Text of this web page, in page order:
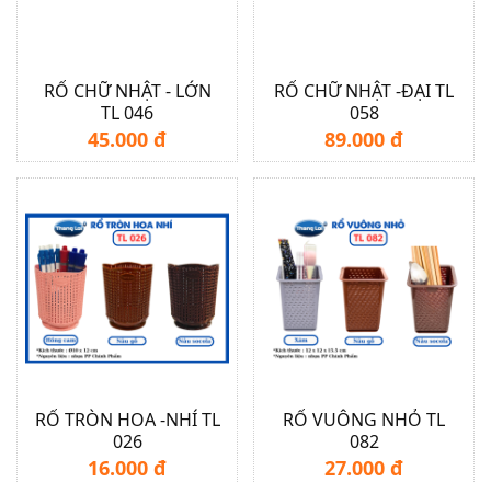
RỔ CHỮ NHẬT - LỚN
TL 046
45.000 đ
RỔ CHỮ NHẬT -ĐẠI TL
058
89.000 đ
RỔ TRÒN HOA -NHÍ TL
026
16.000 đ
RỔ VUÔNG NHỎ TL
082
27.000 đ